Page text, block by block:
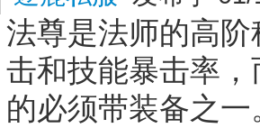
法尊是法师的高
击和技能暴击率
的必须带装备之